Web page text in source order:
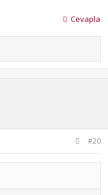
Cevapla
#20